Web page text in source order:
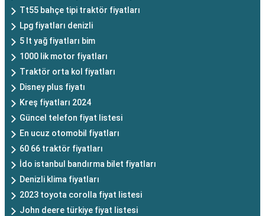
Tt55 bahçe tipi traktör fiyatları
Lpg fiyatları denizli
5 lt yağ fiyatları bim
1000 lik motor fiyatları
Traktör orta kol fiyatları
Disney plus fiyatı
Kreş fiyatları 2024
Güncel telefon fiyat listesi
En ucuz otomobil fiyatları
60 66 traktör fiyatları
İdo istanbul bandırma bilet fiyatları
Denizli klima fiyatları
2023 toyota corolla fiyat listesi
John deere türkiye fiyat listesi